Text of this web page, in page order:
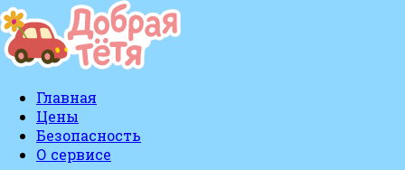
Главная
Цены
Безопасность
О сервисе